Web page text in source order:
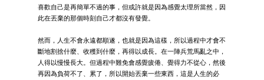
喜歡自己是再簡單不過的事，但或許就是因為感覺太理所當然，因
此在丟棄的那個時刻自己才都沒有發覺。
然而，人生不會永遠都順遂，也就是因為這樣，所以過程中才會不
斷地割捨什麼、收穫到什麼，再得以成長。在一陣兵荒馬亂之中，
人得以慢慢長大。但過程中難免會感覺疲倦、覺得力不從心，然後
再因為負荷不了、累了，所以開始丟棄一些東西，這是人生的必